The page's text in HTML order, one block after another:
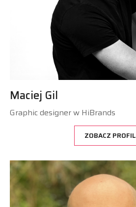
Maciej Gil
Graphic designer w HiBrands
ZOBACZ PROFIL